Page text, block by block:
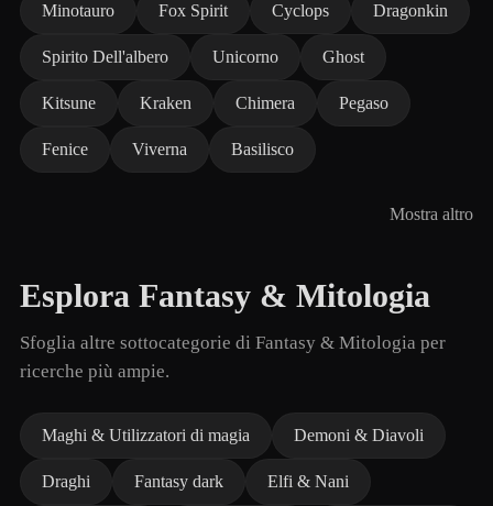
Minotauro Fox Spirit Cyclops Dragonkin
Spirito Dell'albero Unicorno Ghost
Kitsune Kraken Chimera Pegaso
Fenice Viverna Basilisco
Mostra altro
Esplora Fantasy & Mitologia
Sfoglia altre sottocategorie di Fantasy & Mitologia per
ricerche più ampie.
Maghi & Utilizzatori di magia Demoni & Diavoli
Draghi Fantasy dark Elfi & Nani